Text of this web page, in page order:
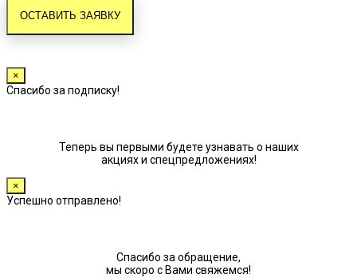
×
Спасибо за подписку!
Теперь вы первыми будете узнавать о наших
акциях и спецпредложениях!
×
Успешно отправлено!
Спасибо за обращение,
мы скоро с Вами свяжемся!